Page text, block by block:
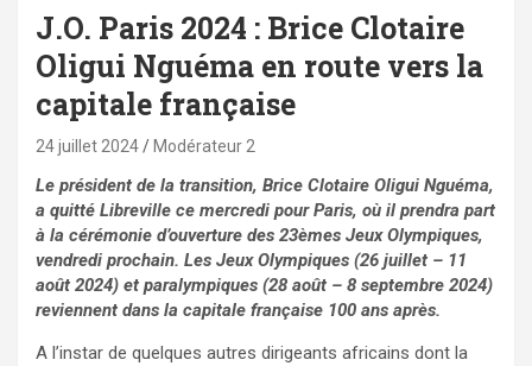
J.O. Paris 2024 : Brice Clotaire
Oligui Nguéma en route vers la
capitale française
24 juillet 2024 Modérateur 2
Le président de la transition, Brice Clotaire Oligui Nguéma,
a quitté Libreville ce mercredi pour Paris, où il prendra part
à la cérémonie d’ouverture des 23èmes Jeux Olympiques,
vendredi prochain. Les Jeux Olympiques (26 juillet – 11
août 2024) et paralympiques (28 août – 8 septembre 2024)
reviennent dans la capitale française 100 ans après.
A l’instar de quelques autres dirigeants africains dont la